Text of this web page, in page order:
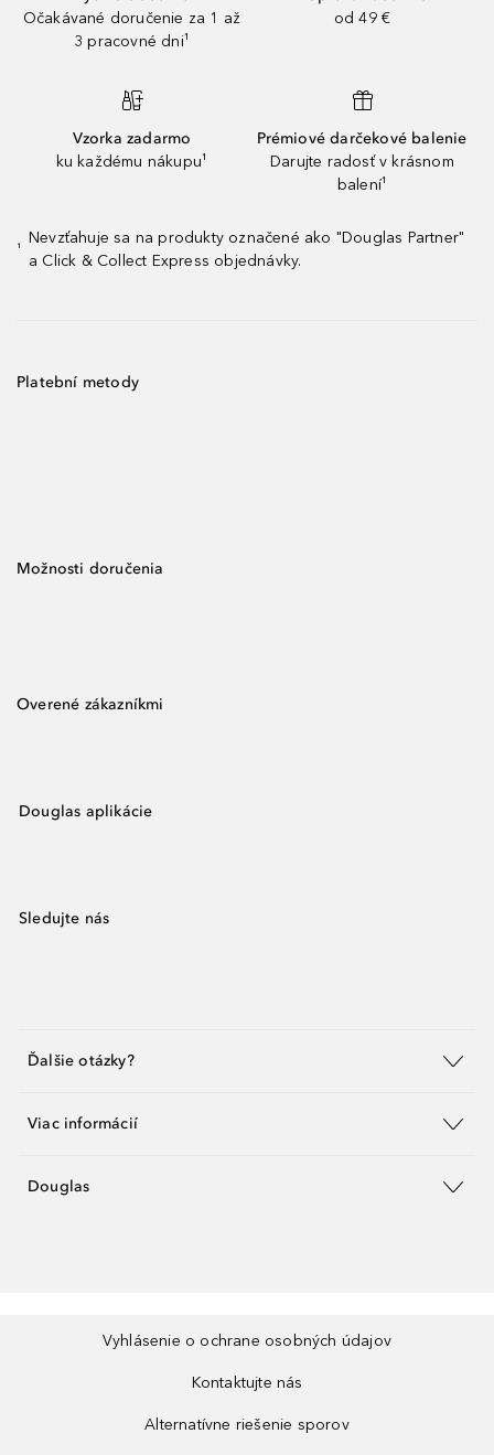
Očakávané doručenie za 1 až
3 pracovné dni¹
od 49 €
Vzorka zadarmo
ku každému nákupu¹
Prémiové darčekové balenie
Darujte radosť v krásnom
balení¹
¹
Nevzťahuje sa na produkty označené ako "Douglas Partner"
a Click & Collect Express objednávky.
Platební metody
Možnosti doručenia
Overené zákazníkmi
Douglas aplikácie
Sledujte nás
Ďalšie otázky?
Viac informácií
Douglas
Vyhlásenie o ochrane osobných údajov
Kontaktujte nás
Alternatívne riešenie sporov